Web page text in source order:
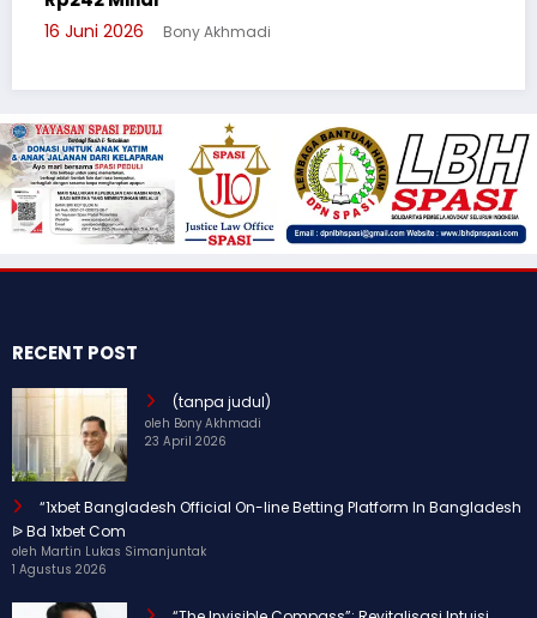
3 Juni 2026
RECENT POST
(tanpa judul)
oleh Bony Akhmadi
23 April 2026
“1xbet Bangladesh Official On-line Betting Platform In Bangladesh
ᐉ Bd 1xbet Com
oleh Martin Lukas Simanjuntak
1 Agustus 2026